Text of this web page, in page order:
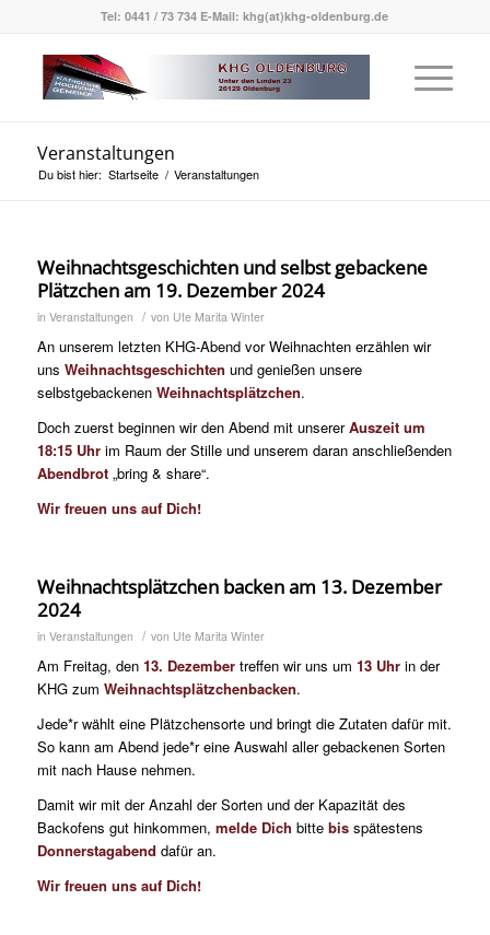
Tel: 0441 / 73 734 E-Mail: khg(at)khg-oldenburg.de
Veranstaltungen
Du bist hier: Startseite / Veranstaltungen
Weihnachtsgeschichten und selbst gebackene
Plätzchen am 19. Dezember 2024
in Veranstaltungen / von Ute Marita Winter
An unserem letzten KHG-Abend vor Weihnachten erzählen wir
uns Weihnachtsgeschichten und genießen unsere
selbstgebackenen Weihnachtsplätzchen.
Doch zuerst beginnen wir den Abend mit unsererAuszeit um
18:15 Uhrim Raum der Stille und unserem daran anschließenden
Abendbrot„bring & share“.
Wir freuen uns auf Dich!
Weihnachtsplätzchen backen am 13. Dezember
2024
in Veranstaltungen / von Ute Marita Winter
Am Freitag, den13. Dezembertreffen wir uns um 13 Uhrin der
KHG zum Weihnachtsplätzchenbacken.
Jede*r wählt eine Plätzchensorte und bringt die Zutaten dafür mit.
So kann am Abend jede*r eine Auswahl aller gebackenen Sorten
mit nach Hause nehmen.
Damit wir mit der Anzahl der Sorten und der Kapazität des
Backofens gut hinkommen, melde Dich bitte bisspätestens
Donnerstagabend dafür an.
Wir freuen uns auf Dich!